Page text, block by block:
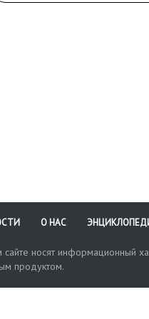
О НАС
носят информационный
продуктом.